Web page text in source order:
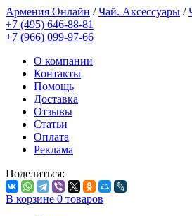
Армения Онлайн /Чай. Аксессуары /
+7 (495) 646-88-81
+7 (966) 099-97-66
О компании
Контакты
Помощь
Доставка
Отзывы
Статьи
Оплата
Реклама
Поделиться:
В корзине 0 товаров